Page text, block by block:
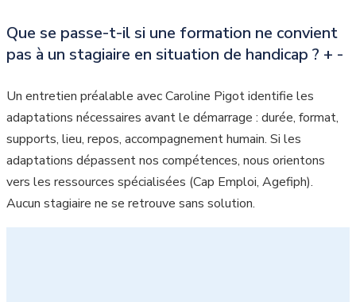
Que se passe-t-il si une formation ne convient
pas à un stagiaire en situation de handicap ? + -
Un entretien préalable avec Caroline Pigot identifie les
adaptations nécessaires avant le démarrage : durée, format,
supports, lieu, repos, accompagnement humain. Si les
adaptations dépassent nos compétences, nous orientons
vers les ressources spécialisées (Cap Emploi, Agefiph).
Aucun stagiaire ne se retrouve sans solution.